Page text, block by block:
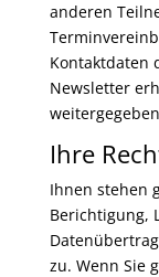
anderen
Kontaktdaten
Newsletter
Ihre
Ihnen stehen
Berichtigung,
zu. Wenn Sie